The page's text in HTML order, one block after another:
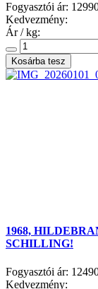
Fogyasztói ár:
Kedvezmény:
Ár / kg:
1968,
SCHILLING!
Fogyasztói ár:
Kedvezmény: